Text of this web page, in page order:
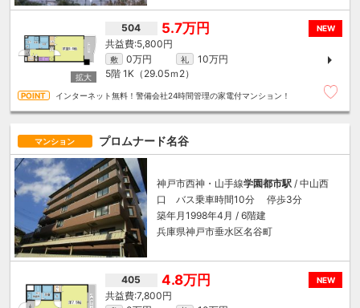
NEW
504 5.7万円
5,800円
敷 0万円 礼
10万円
5階 1K（29.05ｍ 2）
インターネット無料！警備会社24時間管理の家電付マンション！
マンション プロムナード名谷
神戸市西神・山手線学園都市駅 / 中山西
口 バス乗車時間10分 停歩3分
築年月1998年4月 / 6階建
兵庫県神戸市垂水区名谷町
NEW
405 4.8万円
7,800円